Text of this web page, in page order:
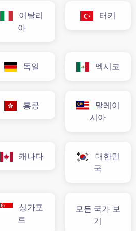
이탈리
아
터키
독일 멕시코
홍콩
말레이
시아
캐나다
대한민
국
싱가포
르
모든 국가 보
기